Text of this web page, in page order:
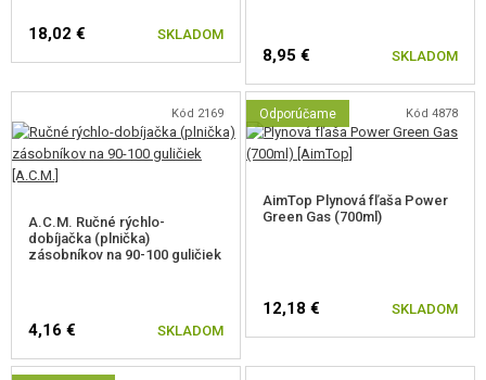
Jednoduchá obsluha.
Obsah balenia
Airsoftová pištoľ WE 950 GBB
Zásobník na 8 rán
18,02 € SKLADOM
8,95 € SKLADOM
Kód 2169
A.C.M. Ručné rýchlo-
dobíjačka (plnička)
zásobníkov na 90-100 guličiek
4,16 € SKLADOM
Odporúčame Kód 4878
AimTop Plynová fľaša Power
Green Gas (700ml)
12,18 € SKLADOM